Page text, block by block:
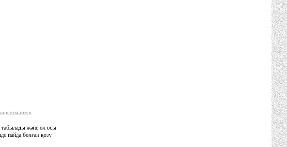
табылады және ол осы
пайда болған қозу